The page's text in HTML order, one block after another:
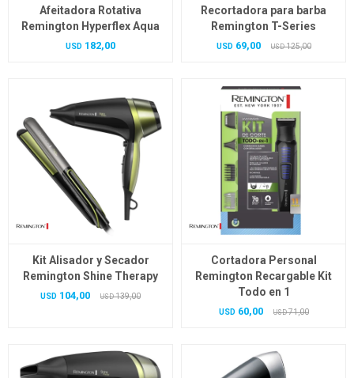
Afeitadora Rotativa
Remington Hyperflex Aqua
USD 182,00
Recortadora para barba
Remington T-Series
USD 69,00 USD 125,00
Kit Alisador y Secador
Remington Shine Therapy
USD 104,00 USD 139,00
Cortadora Personal
Remington Recargable Kit
Todo en 1
USD 60,00 USD 71,00